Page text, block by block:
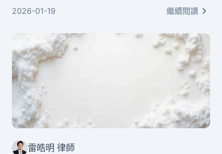
侵害時，可以採取必要的防衛措施來保護自己或他
懂的方式，為您完整說明正當防衛的成立要件、主
張時機，以及如何避免防衛過當。
2026-01-19 繼續閱讀
雷皓明 律師